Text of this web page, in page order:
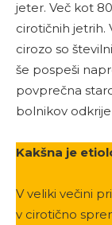
jeter. Več kot
cirotičnih jetrih.
cirozo so
še pospeši
povprečna
bolnikov
Kakšna je
V veliki večini
v cirotično